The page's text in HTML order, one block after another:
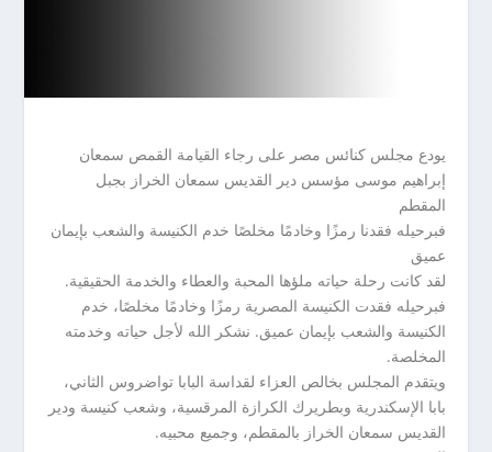
يودع مجلس كنائس مصر على رجاء القيامة القمص سمعان
إبراهيم موسى مؤسس دير القديس سمعان الخراز بجبل
المقطم
فبرحيله فقدنا رمزًا وخادمًا مخلصًا خدم الكنيسة والشعب بإيمان
عميق
لقد كانت رحلة حياته ملؤها المحبة والعطاء والخدمة الحقيقية.
فبرحيله فقدت الكنيسة المصرية رمزًا وخادمًا مخلصًا، خدم
الكنيسة والشعب بإيمان عميق. نشكر الله لأجل حياته وخدمته
المخلصة.
ويتقدم المجلس بخالص العزاء لقداسة البابا تواضروس الثاني،
بابا الإسكندرية وبطريرك الكرازة المرقسية، وشعب كنيسة ودير
القديس سمعان الخراز بالمقطم، وجميع محبيه.